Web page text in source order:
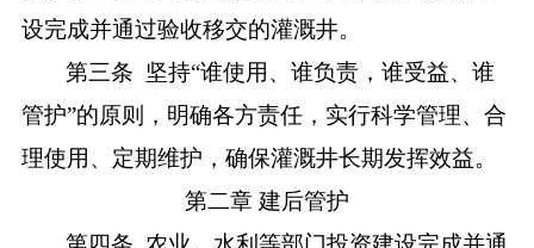
设完成并通过验收移交的灌溉井。
第三条
坚持“谁使用、谁负责，谁受益、谁
管护”的原则，明确各方责任，实行科学管理、合
理使用、定期维护，确保灌溉井长期发挥效益。
第二章 建后管护